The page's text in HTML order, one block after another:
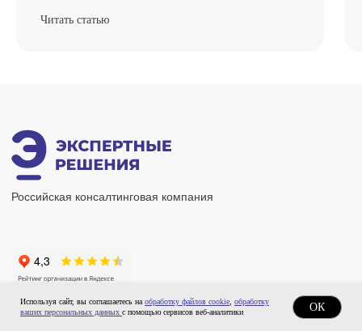
Читать статью
Используя сайт, вы соглашаетесь наобработку файлов cookie, обработку
ваших персональных данных с помощью сервисов веб-аналитики ОК